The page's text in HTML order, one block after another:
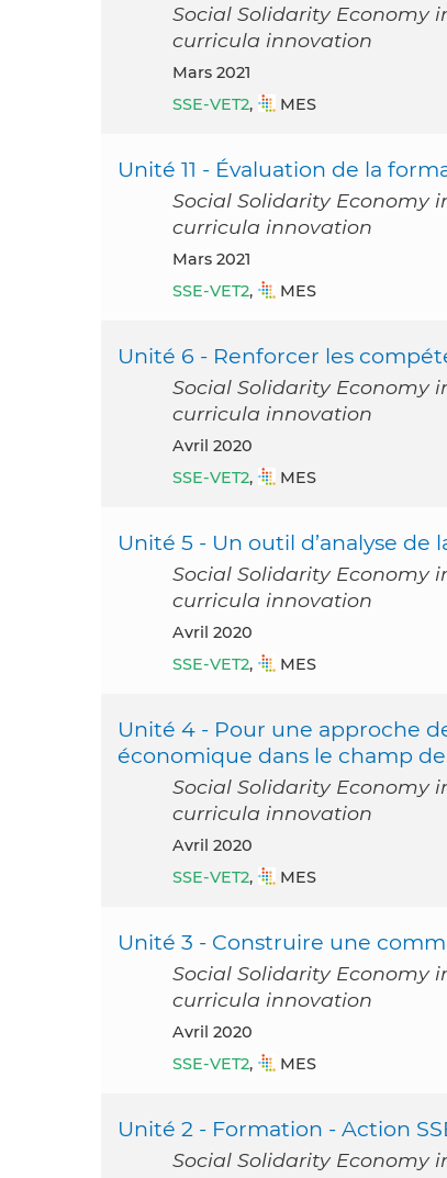
Social Solidarity Economy
curricula innovation
mars 2021
SSE-VET2, MES
Unité 11 - Évaluation de la
Social Solidarity Economy
curricula innovation
mars 2021
SSE-VET2, MES
Unité 6 - Renforcer les
Social Solidarity Economy
curricula innovation
avril 2020
SSE-VET2, MES
Unité 5 - Un outil d’analyse de
Social Solidarity Economy
curricula innovation
avril 2020
SSE-VET2, MES
Unité 4 - Pour une approche
économique dans le champ de
Social Solidarity Economy
curricula innovation
avril 2020
SSE-VET2, MES
Unité 3 - Construire une
Social Solidarity Economy
curricula innovation
avril 2020
SSE-VET2, MES
Unité 2 - Formation - Action
Social Solidarity Economy